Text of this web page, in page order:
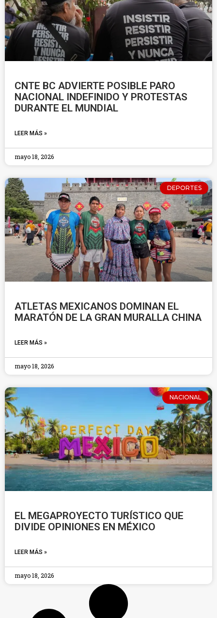
CNTE BC ADVIERTE POSIBLE PARO
NACIONAL INDEFINIDO Y PROTESTAS
DURANTE EL MUNDIAL
LEER MÁS »
mayo 18, 2026
DEPORTES
ATLETAS MEXICANOS DOMINAN EL
MARATÓN DE LA GRAN MURALLA CHINA
LEER MÁS »
mayo 18, 2026
NACIONAL
EL MEGAPROYECTO TURÍSTICO QUE
DIVIDE OPINIONES EN MÉXICO
LEER MÁS »
mayo 18, 2026